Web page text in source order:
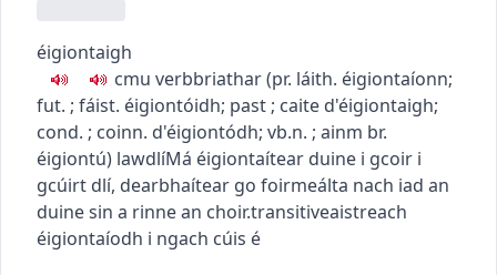
éigiontaigh
cmu verbbriathar(pr. láith. éigiontaíonn;
fut. ; fáist. éigiontóidh; past ; caite d'éigiontaigh;
cond. ; coinn. d'éigiontódh; vb.n. ; ainm br.
éigiontú) lawdlíMá éigiontaítear duine i gcoir i
gcúirt dlí, dearbhaítear go foirmeálta nach iad an
duine sin a rinne an choir.transitiveaistreach
éigiontaíodh i ngach cúis é